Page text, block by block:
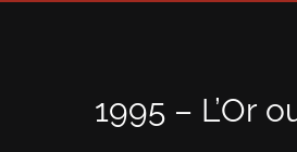
1995 – L’Or